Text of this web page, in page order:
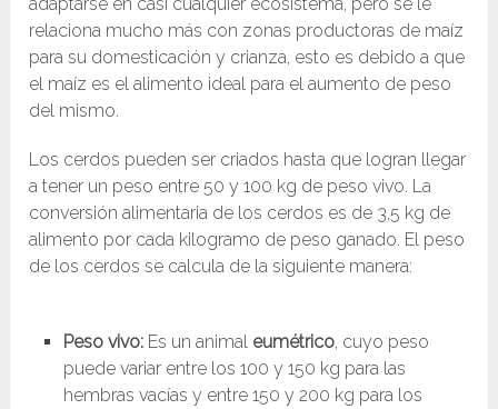
relaciona mucho más con zonas productoras de maíz
para su domesticación y crianza, esto es debido a que
el maíz es el alimento ideal para el aumento de peso
del mismo.
Los cerdos pueden ser criados hasta que logran llegar
a tener un peso entre 50 y 100 kg de peso vivo. La
conversión alimentaria de los cerdos es de 3,5 kg de
alimento por cada kilogramo de peso ganado. El peso
de los cerdos se calcula de la siguiente manera:
Peso vivo:Es un animal eumétrico, cuyo peso
puede variar entre los 100 y 150 kg para las
hembras vacías y entre 150 y 200 kg para los